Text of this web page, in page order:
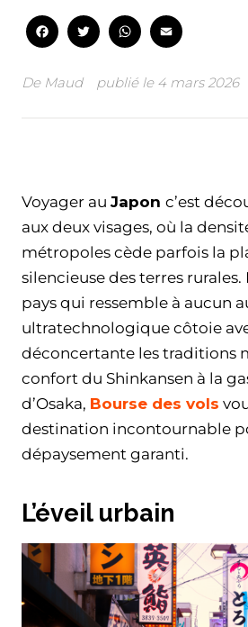
FacebookTwitterWhatsApp
De Maud publié le 4 mars 2026
Voyager au Japon c’est
aux deux visages, où la
métropoles cède parfois la
silencieuse des terres rurales.
pays qui ressemble à aucun
ultratechnologique côtoie
déconcertante les traditions
confort du Shinkansen à la
d’Osaka, Bourse des vols
destination incontournable
dépaysement garanti.
L’éveil urbain